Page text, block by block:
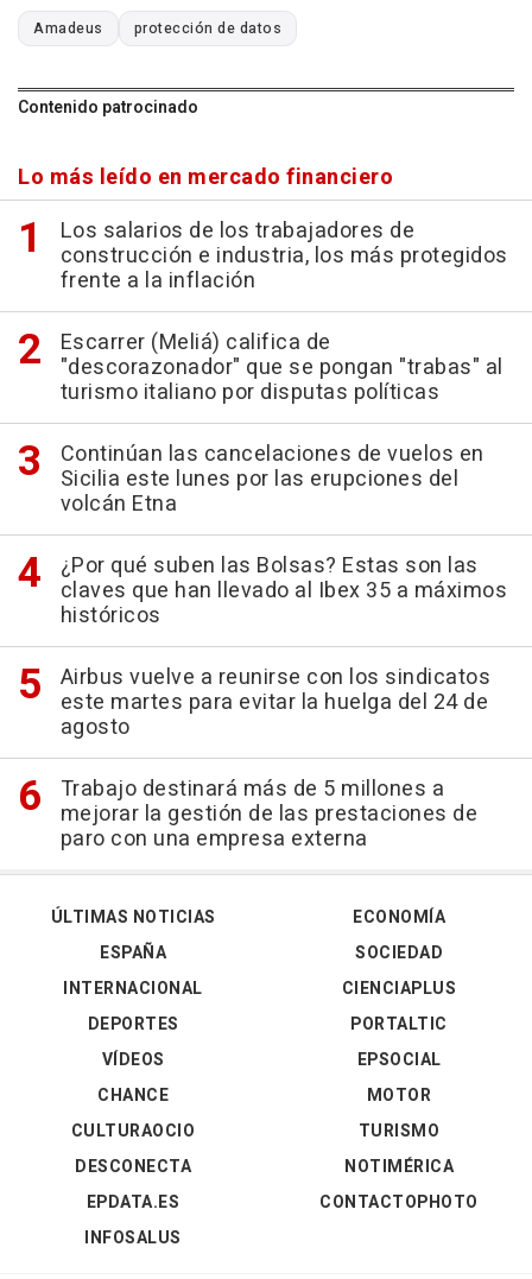
Amadeus protección de datos
Contenido patrocinado
Lo más leído en mercado financiero
Los salarios de los trabajadores de
construcción e industria, los más protegidos
frente a la inflación
Escarrer (Meliá) califica de
"descorazonador" que se pongan "trabas" al
turismo italiano por disputas políticas
Continúan las cancelaciones de vuelos en
Sicilia este lunes por las erupciones del
volcán Etna
¿Por qué suben las Bolsas? Estas son las
claves que han llevado al Ibex 35 a máximos
históricos
Airbus vuelve a reunirse con los sindicatos
este martes para evitar la huelga del 24 de
agosto
Trabajo destinará más de 5 millones a
mejorar la gestión de las prestaciones de
paro con una empresa externa
ÚLTIMAS NOTICIAS
ESPAÑA
INTERNACIONAL
DEPORTES
VÍDEOS
ECONOMÍA
SOCIEDAD
CIENCIAPLUS
PORTALTIC
EPSOCIAL
CHANCE
CULTURAOCIO
DESCONECTA
EPDATA.ES
INFOSALUS
MOTOR
TURISMO
NOTIMÉRICA
CONTACTOPHOTO